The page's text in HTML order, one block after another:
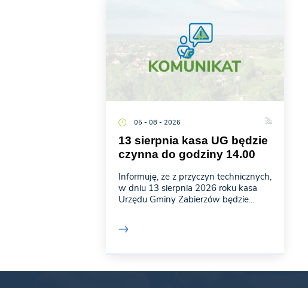
05 - 08 - 2026
13 sierpnia kasa UG będzie
czynna do godziny 14.00
Informuję, że z przyczyn technicznych,
w dniu 13 sierpnia 2026 roku kasa
Urzędu Gminy Zabierzów będzie...